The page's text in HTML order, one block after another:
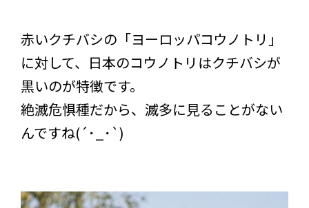
赤いクチバシの「ヨーロッパコウノトリ」
に対して、日本のコウノトリはクチバシが
黒いのが特徴です。
絶滅危惧種だから、滅多に見ることがない
んですね(´･_･`)